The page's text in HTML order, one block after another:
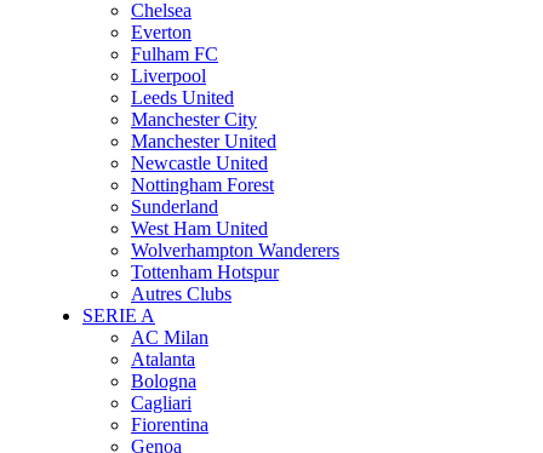
Chelsea
Everton
Fulham FC
Liverpool
Leeds United
Manchester City
Manchester United
Newcastle United
Nottingham Forest
Sunderland
West Ham United
Wolverhampton Wanderers
Tottenham Hotspur
Autres Clubs
SERIE A
AC Milan
Atalanta
Bologna
Cagliari
Fiorentina
Genoa